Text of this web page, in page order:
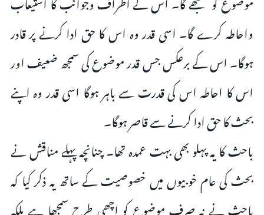
واحاطہ کرے گا۔ اسی قدر وہ اس کا حق ادا کرنے پر قادر
ہوگا۔ اس کے برعکس جس قدر موضوع کی سمجھ ضعیف اور
اس کا احاطہ اس کی قدرت سے باہر ہوگا اسی قدر وہ اپنے
بحث کا حق ادا کرنے سے قاصر ہوگا۔
باحث کا یہ پہلو بھی بہت عمدہ تھا۔ چنانچہ پہلے مناقش نے
بحث کی عام خوبیوں میں خصوصیت کے ساتھ یہ ذکر کیا کہ
باحث نے نہ صرف موضوع کو اچھی طرح سمجھا ہے بلکہ